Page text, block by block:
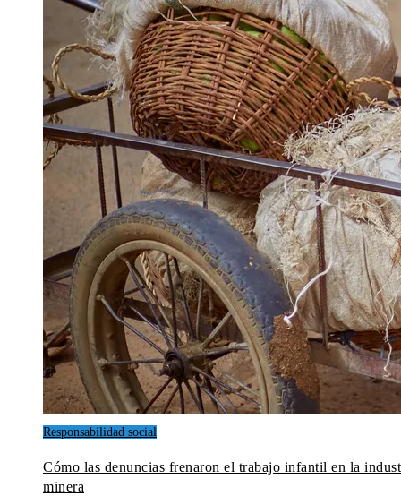
Responsabilidad social
Cómo las denuncias frenaron el trabajo infantil en la
minera